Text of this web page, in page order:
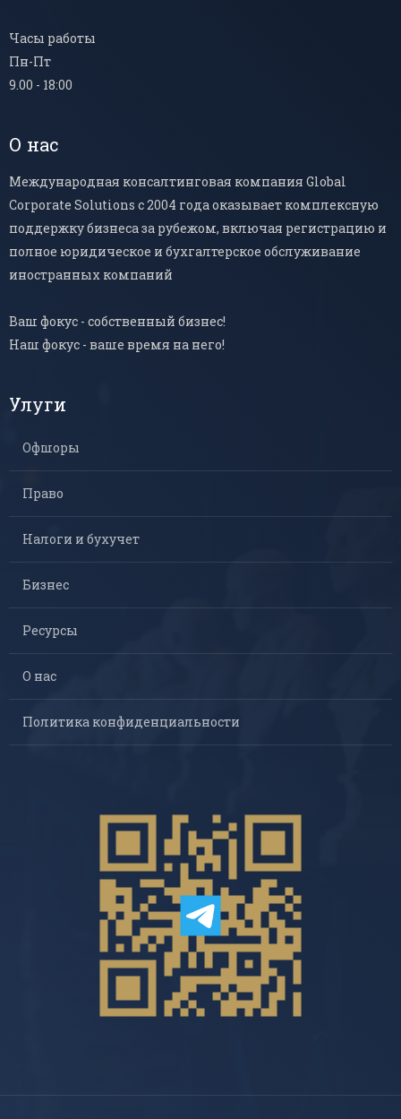
Часы работы
Пн-Пт
9.00 - 18:00
О нас
Международная консалтинговая компания Global
Corporate Solutions с 2004 года оказывает комплексную
поддержку бизнеса за рубежом, включая регистрацию и
полное юридическое и бухгалтерское обслуживание
иностранных компаний
Ваш фокус - собственный бизнес!
Наш фокус - ваше время на него!
Улуги
Офшоры
Право
Налоги и бухучет
Бизнес
Ресурсы
О нас
Политика конфиденциальности